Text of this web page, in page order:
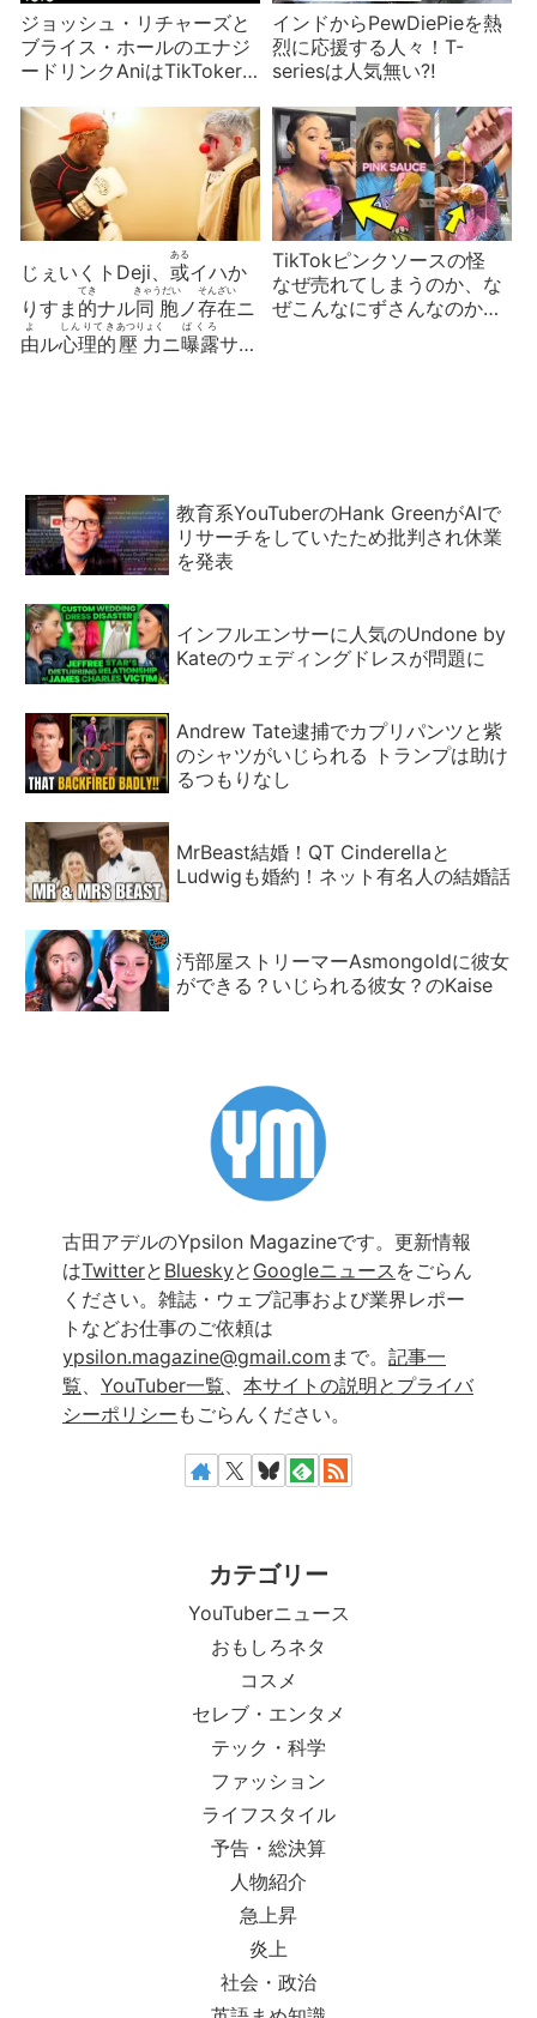
ジョッシュ・リチャーズと
ブライス・ホールのエナジ
ードリンクAniはTikToker
インドからPewDiePieを熱
烈に応援する人々！T-
seriesは人気無い⁈
じぇいくトDeji、 或
ある
イハか
りすま 的
てき
ナル同胞
きゃうだい
ノ存在
そんざい
ニ
由
よ
ル心理的
しんりてき
壓力
あつりょく
ニ曝露
ばくろ
サレ
TikTokピンクソースの怪
なぜ売れてしまうのか、な
ぜこんなにずさんなのか、
教育系YouTuberのHank GreenがAIで
リサーチをしていたため批判され休業
を発表
インフルエンサーに人気のUndone by
Kateのウェディングドレスが問題に
Andrew Tate逮捕でカプリパンツと紫
のシャツがいじられる トランプは助け
るつもりなし
MrBeast結婚！QT Cinderellaと
Ludwigも婚約！ネット有名人の結婚話
汚部屋ストリーマーAsmongoldに彼女
ができる？いじられる彼女？のKaise
古田アデルのYpsilon Magazineです。更新情報
はTwitterと Blueskyと Googleニュース をごらん
ください。雑誌・ウェブ記事および業界レポー
トなどお仕事のご依頼は
ypsilon.magazine@gmail.com まで。 記事一
覧、 YouTuber一覧、 本サイトの説明とプライバ
シーポリシー もごらんください。
カテゴリー
YouTuberニュース
おもしろネタ
コスメ
セレブ・エンタメ
テック・科学
ファッション
ライフスタイル
予告・総決算
人物紹介
急上昇
炎上
社会・政治